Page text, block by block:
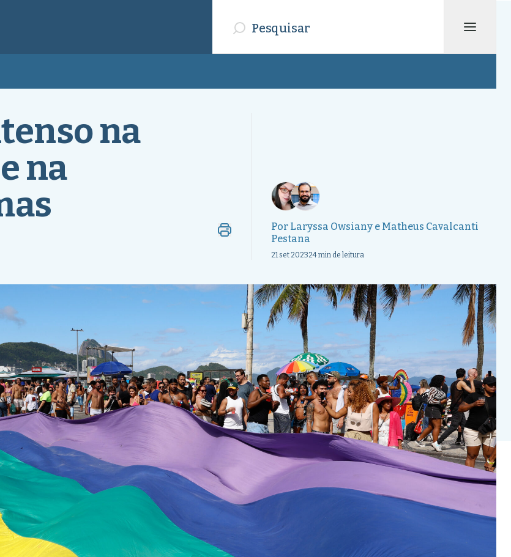
na
na
Por Laryssa Owsiany e Matheus Cavalcanti
Pestana
21 set 202324 min de leitura